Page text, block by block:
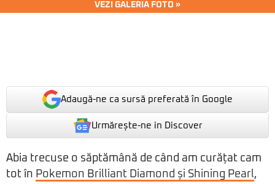
VEZI GALERIA FOTO »
Adaugă-ne ca sursă preferată în Google
Urmărește-ne in Discover
Abia trecuse o săptămână de când am curățat cam
tot în Pokemon Brilliant Diamond și Shining Pearl,